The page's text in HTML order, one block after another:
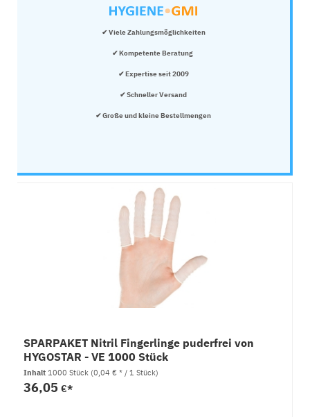
✔ Viele Zahlungsmöglichkeiten
✔ Kompetente Beratung
✔ Expertise seit 2009
✔ Schneller Versand
✔ Große und kleine Bestellmengen
SPARPAKET Nitril Fingerlinge puderfrei von
HYGOSTAR - VE 1000 Stück
Inhalt1000 Stück (0,04 € * / 1 Stück)
36,05€*